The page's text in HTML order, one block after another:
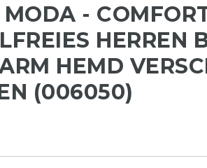
-
HERREN
HEMD
(006050)